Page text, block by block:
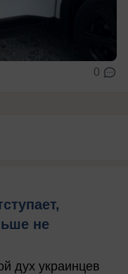
0
не
дух украинцев